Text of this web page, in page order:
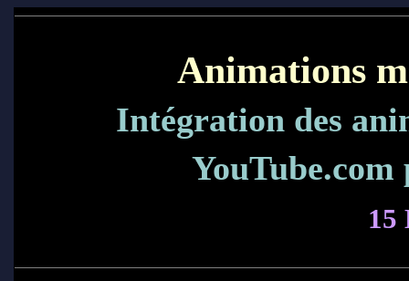
Animations
Intégration des
15